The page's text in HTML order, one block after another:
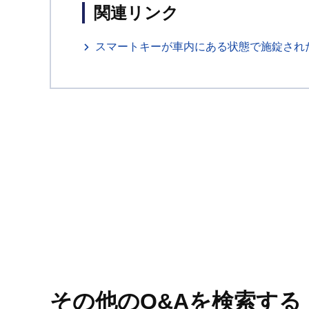
関連リンク
スマートキーが車内にある状態で施錠さ
その他のQ&Aを検索する